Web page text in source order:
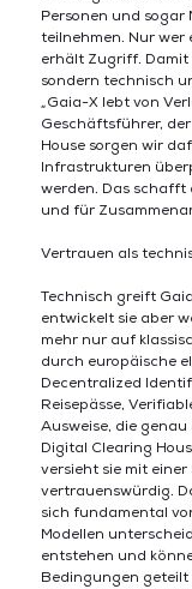
Personen und
teilnehmen. Nur
erhält Zugriff.
sondern technisch
„Gaia-X lebt von
Geschäftsführer, der
House sorgen wir
Infrastrukturen
werden. Das schafft
und für
Vertrauen als
Technisch greift
entwickelt sie aber
mehr nur auf
durch europäische
Decentralized
Reisepässe,
Ausweise, die
Digital Clearing
versieht sie mit
vertrauenswürdig.
sich fundamental
Modellen
entstehen und
Bedingungen geteilt